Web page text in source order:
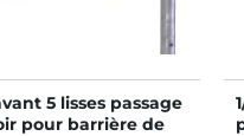
5 lisses passage
pour barrière de